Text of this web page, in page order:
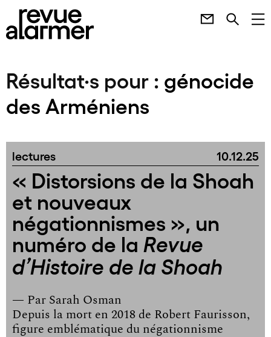
Résultat·s pour : génocide
des Arméniens
lectures 10.12.25
« Distorsions de la Shoah
et nouveaux
négationnismes », un
numéro de la Revue
d’Histoire de la Shoah
— Par Sarah Osman
Depuis la mort en 2018 de Robert Faurisson,
figure emblématique du négationnisme